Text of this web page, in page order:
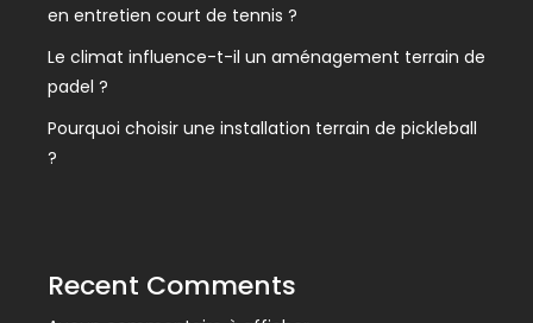
en entretien court de tennis ?
Le climat influence-t-il un aménagement terrain de
padel ?
Pourquoi choisir une installation terrain de pickleball
?
Recent Comments